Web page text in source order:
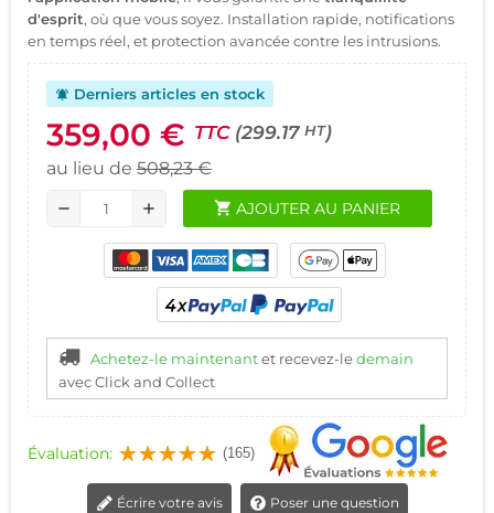
d'esprit, où que vous soyez. Installation rapide, notifications
en temps réel, et protection avancée contre les intrusions.
notifications_active Derniers articles en stock
359,00 € TTC (299.17 HT)
au lieu de 508,23 €
remove add shopping_cart AJOUTER AU PANIER
Achetez-le maintenantet recevez-ledemain
avec Click and Collect
Évaluation: (165)
Écrire votre avis Poser une question